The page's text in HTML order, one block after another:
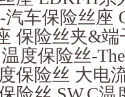
车保险丝座
保险丝夹&
度保险丝-
保险丝 大电